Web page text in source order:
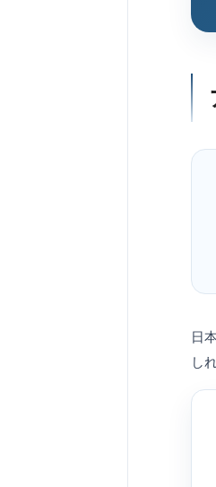
日
し